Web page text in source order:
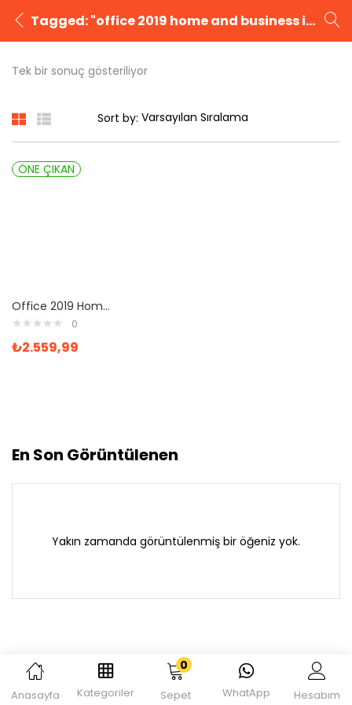
Tagged: "office 2019 home and business indir"
GIRIŞ YAP KAYIT OL
Anasayfa Kategoriler
0
Sepet WhatApp Hesabım
Tek bir sonuç gösteriliyor
Sort by:
ÖNE ÇIKAN
Office 2019 Home And Business Satın Al
0
₺2.559,99
En Son Görüntülenen
Yakın zamanda görüntülenmiş bir öğeniz yok.